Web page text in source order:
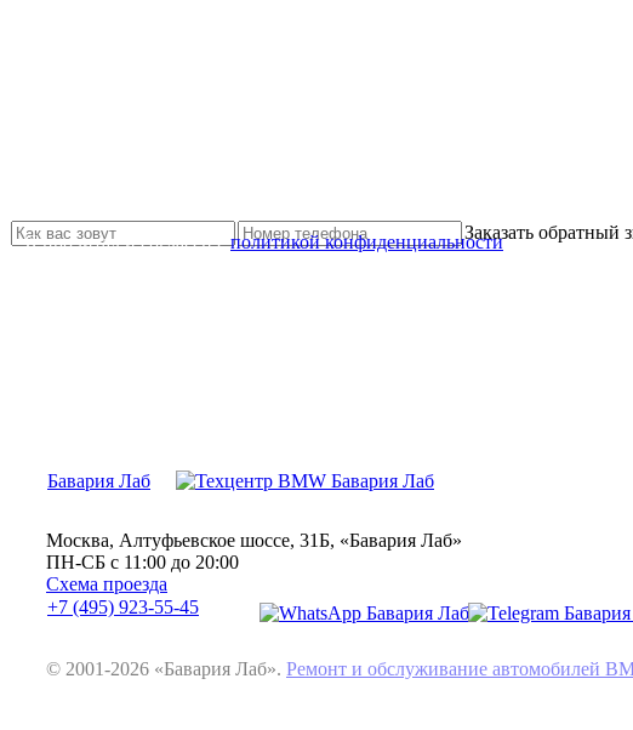
Заказать обратный
Я прочитал и согласен сполитикой конфиденциальности
Бавария Лаб
Москва, Алтуфьевское шоссе, 31Б, «Бавария Лаб»
ПН-СБ с 11:00 до 20:00
Схема проезда
+7 (495) 923-55-45
© 2001-2026 «Бавария Лаб». Ремонт и обслуживание автомобилей